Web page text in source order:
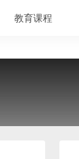
教育课程